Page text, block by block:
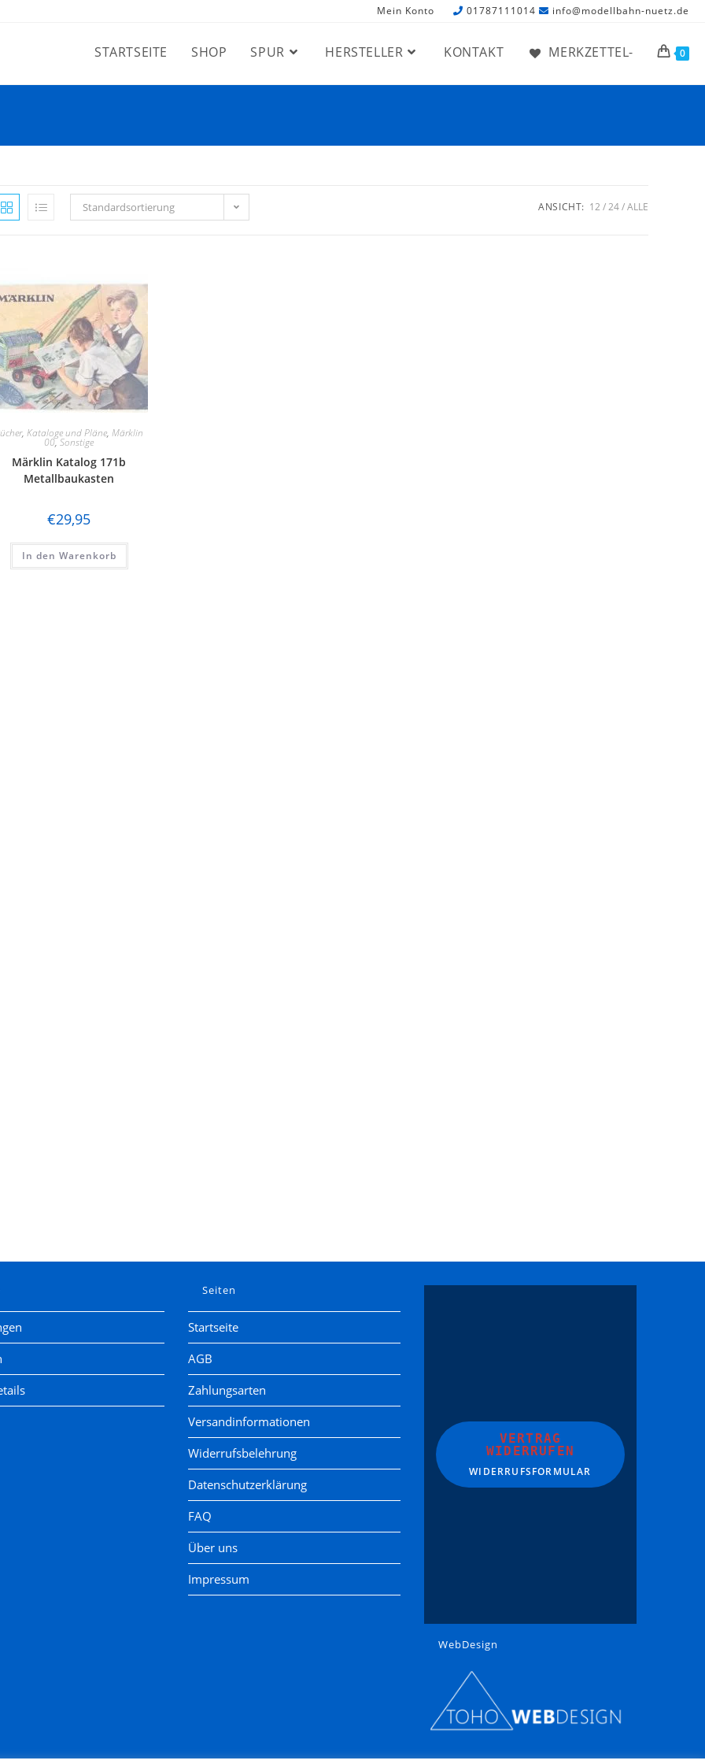
Mein Konto 01787111014 info@modellbahn-nuetz.de
STARTSEITE SHOP SPUR HERSTELLER KONTAKT MERKZETTEL- 0
Standardsortierung ANSICHT: 12 24 ALLE
,Kataloge und Pläne,Märklin
00,Sonstige
Märklin Katalog 171b
Metallbaukasten
€29,95
In den Warenkorb
Seiten
Startseite
AGB
Zahlungsarten
Versandinformationen
Widerrufsbelehrung
Datenschutzerklärung
FAQ
Über uns
Impressum
VERTRAG
WIDERRUFEN
WIDERRUFSFORMULAR
WebDesign